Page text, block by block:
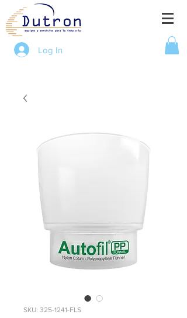
Log In
SKU: 325-1241-FLS